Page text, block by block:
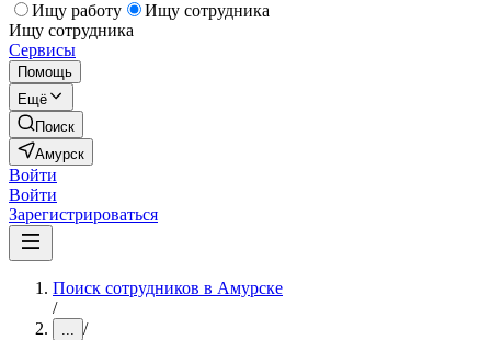
Ищу работу
Ищу сотрудника
Ищу сотрудника
Сервисы
Помощь
Ещё
Поиск
Амурск
Войти
Войти
Зарегистрироваться
Поиск сотрудников в Амурске
/
... /